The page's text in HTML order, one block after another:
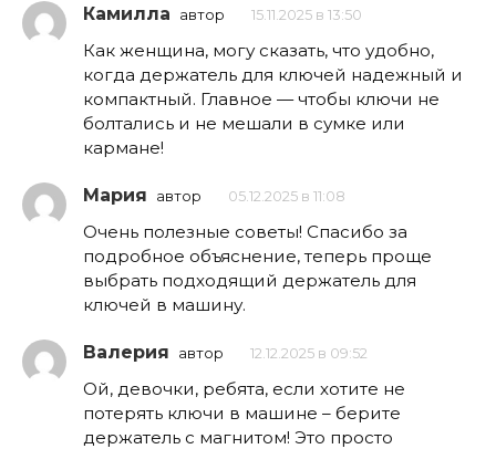
Камилла автор 15.11.2025 в 13:50
Как женщина, могу сказать, что удобно,
когда держатель для ключей надежный и
компактный. Главное — чтобы ключи не
болтались и не мешали в сумке или
кармане!
Мария автор 05.12.2025 в 11:08
Очень полезные советы! Спасибо за
подробное объяснение, теперь проще
выбрать подходящий держатель для
ключей в машину.
Валерия автор 12.12.2025 в 09:52
Ой, девочки, ребята, если хотите не
потерять ключи в машине – берите
держатель с магнитом! Это просто